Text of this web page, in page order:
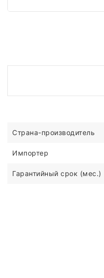
Страна-производитель
Импортер
Гарантийный срок (мес.)